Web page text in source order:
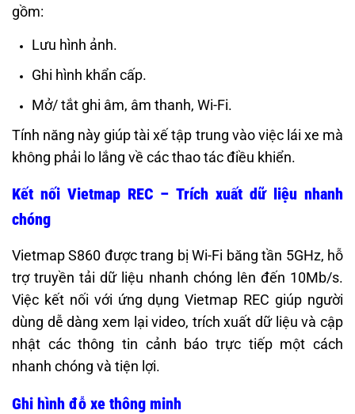
gồm:
Lưu hình ảnh.
Ghi hình khẩn cấp.
Mở/ tắt ghi âm, âm thanh, Wi-Fi.
Tính năng này giúp tài xế tập trung vào việc lái xe mà
không phải lo lắng về các thao tác điều khiển.
Kết nối Vietmap REC – Trích xuất dữ liệu nhanh
chóng
Vietmap S860 được trang bị Wi-Fi băng tần 5GHz, hỗ
trợ truyền tải dữ liệu nhanh chóng lên đến 10Mb/s.
Việc kết nối với ứng dụng Vietmap REC giúp người
dùng dễ dàng xem lại video, trích xuất dữ liệu và cập
nhật các thông tin cảnh báo trực tiếp một cách
nhanh chóng và tiện lợi.
Ghi hình đỗ xe thông minh